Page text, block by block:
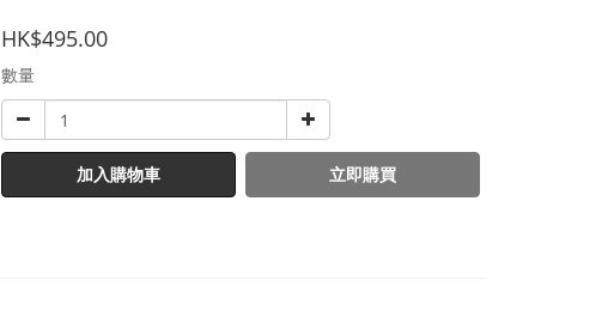
HK$495.00
數量
加入購物車 立即購買